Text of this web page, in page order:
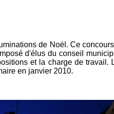
de Noël. Ce
d'élus du conseil
et la charge de
en janvier 2010.